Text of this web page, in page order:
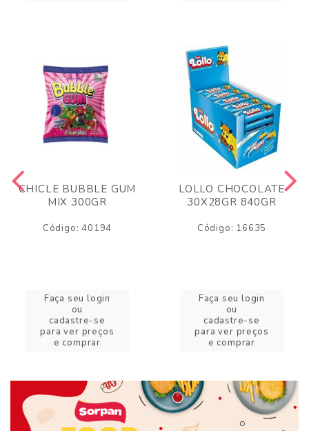
CHICLE BUBBLE GUM
MIX 300GR
Código: 40194
Faça seu login
ou
cadastre-se
para ver preços
e comprar
LOLLO CHOCOLATE
30X28GR 840GR
Código: 16635
Faça seu login
ou
cadastre-se
para ver preços
e comprar